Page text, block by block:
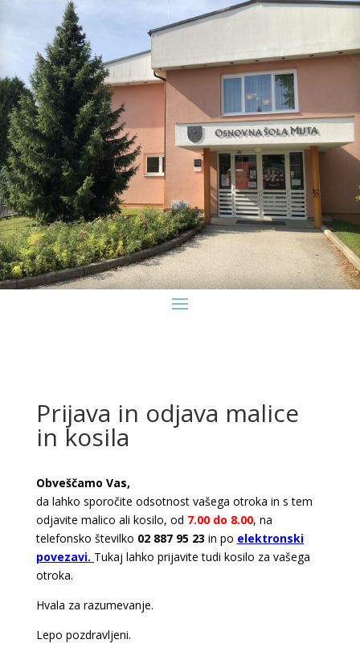
Prijava in odjava malice
in kosila
Obveščamo Vas,
da lahko sporočite odsotnost vašega otroka in s tem
odjavite malico ali kosilo, od 7.00 do 8.00, na
telefonsko številko 02 887 95 23 in po elektronski
povezavi. Tukaj lahko prijavite tudi kosilo za vašega
otroka.
Hvala za razumevanje.
Lepo pozdravljeni.